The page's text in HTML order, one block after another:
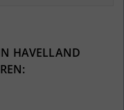
HAVELLAND